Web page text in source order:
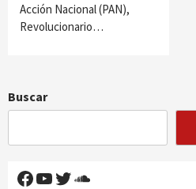
Acción Nacional (PAN),
Revolucionario…
Buscar
Facebook
YouTube
Twitter
SoundCloud